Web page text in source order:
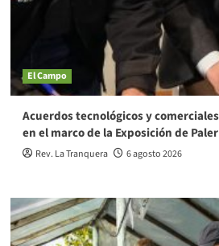
El Campo
Acuerdos tecnológicos y
en el marco de la Exposición de
Rev. La Tranquera 6 agosto 2026